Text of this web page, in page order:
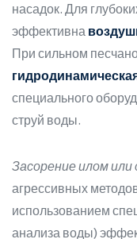
насадок. Для
эффективна
При сильном
специального
струй воды.
Засорение илом или
агрессивных
использованием
анализа воды)